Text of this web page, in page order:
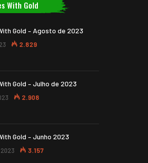
With Gold
Gold – Agosto de 2023
2.829
Gold – Julho de 2023
2.908
Gold – Junho 2023
3.157